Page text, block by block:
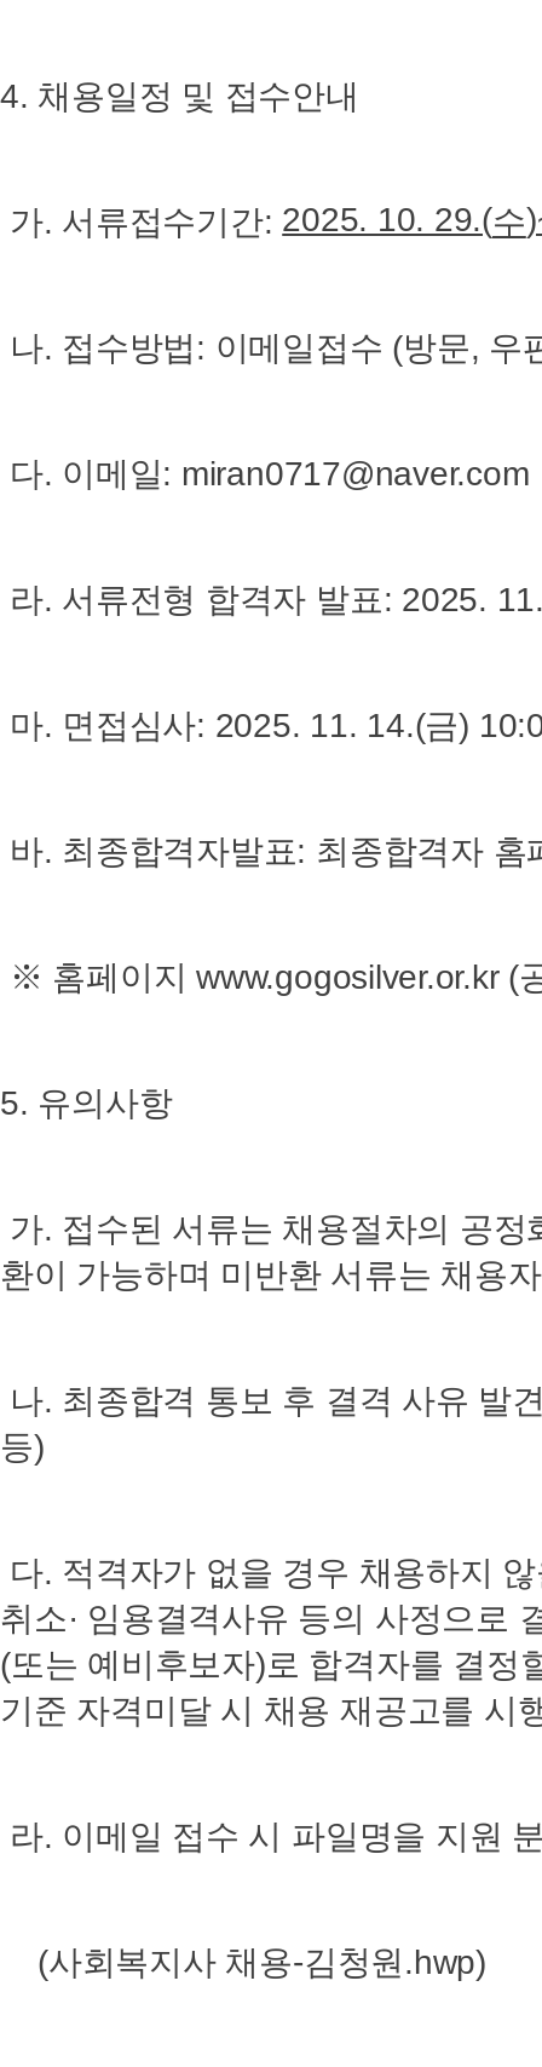
4. 채용일정 및 접수안내
가. 서류접수기간: 2025. 10. 29.(수
나. 접수방법: 이메일접수 (방문, 우
다. 이메일: miran0717@naver.com
라. 서류전형 합격자 발표: 2025.
마. 면접심사: 2025. 11. 14.(금)
바. 최종합격자발표: 최종합격자
※ 홈페이지 www.gogosilver.or.kr (
5. 유의사항
가. 접수된 서류는 채용절차의 공
환이 가능하며 미반환 서류는 채용
나. 최종합격 통보 후 결격 사유 발
등)
다. 적격자가 없을 경우 채용하지
취소· 임용결격사유 등의 사정으로
(또는 예비후보자)로 합격자를 결
기준 자격미달 시 채용 재공고를 시
라. 이메일 접수 시 파일명을 지원
(사회복지사 채용-김청원.hwp)